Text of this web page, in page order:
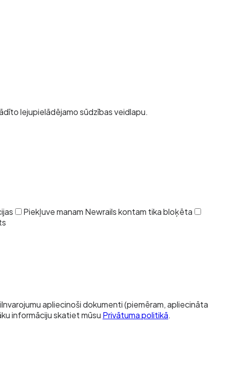
lejupielādējamo sūdzības veidlapu.
Piekļuve manam Newrails kontam tika bloķēta
apliecinoši dokumenti (piemēram, apliecināta
informāciju skatiet mūsu Privātuma politikā.